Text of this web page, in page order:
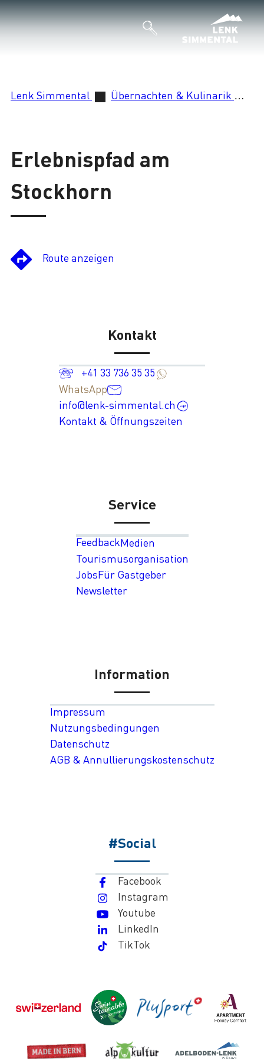
Lenk Simmental Übernachten & Kulinarik
Erlebnispfad am
Stockhorn
Route anzeigen
Kontakt
+41 33 736 35 35
WhatsApp
info@lenk-simmental.ch
Kontakt & Öffnungszeiten
Service
FeedbackMedien
Tourismusorganisation
JobsFür Gastgeber
Newsletter
Information
Impressum
Nutzungsbedingungen
Datenschutz
AGB & Annullierungskostenschutz
#Social
Facebook
Instagram
Youtube
LinkedIn
TikTok